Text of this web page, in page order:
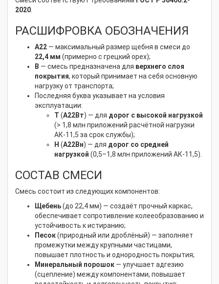
2020
РАСШИФРОВКА ОБОЗНАЧЕНИЯ
А22 — максимальный размер щебня в смеси до
22,4 мм (примерно с грецкий орех);
В — смесь предназначена для верхнего слоя
покрытия, который принимает на себя основную
нагрузку от транспорта;
Последняя буква указывает на условия
эксплуатации:
Т (А22Вт) — для дорог с высокой нагрузкой
(> 1,8 млн приложений расчётной нагрузки
АК-11,5 за срок службы);
Н (А22Вн) — для дорог со средней
нагрузкой (0,5–1,8 млн приложений АК-11,5).
СОСТАВ СМЕСИ
Смесь состоит из следующих компонентов:
Щебень(до 22,4 мм) — создаёт прочный каркас,
обеспечивает сопротивление колееобразованию и
устойчивость к истиранию;
Песок(природный или дроблёный) — заполняет
промежутки между крупными частицами,
повышает плотность и однородность покрытия;
Минеральный порошок — улучшает адгезию
(сцепление) между компонентами, повышает